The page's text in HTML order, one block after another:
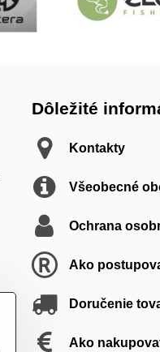
Dôležité
Kontakty
Všeobecné
Ochrana
Ako
Doručenie
Ako